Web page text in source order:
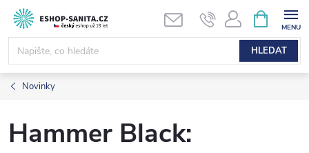
Přejít
obsah
HLEDAT
NÁKUPNÍ
KOŠÍK
Novinky
Hammer Black: